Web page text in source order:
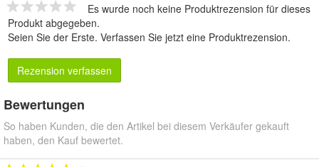
Es wurde noch keine Produktrezension für dieses
Produkt abgegeben.
Seien Sie der Erste. Verfassen Sie jetzt eine Produktrezension.
Rezension verfassen
Bewertungen
So haben Kunden, die den Artikel bei diesem Verkäufer gekauft
haben, den Kauf bewertet.